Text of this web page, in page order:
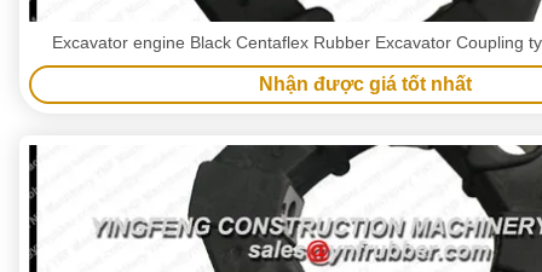
Nhận được giá tốt nhất